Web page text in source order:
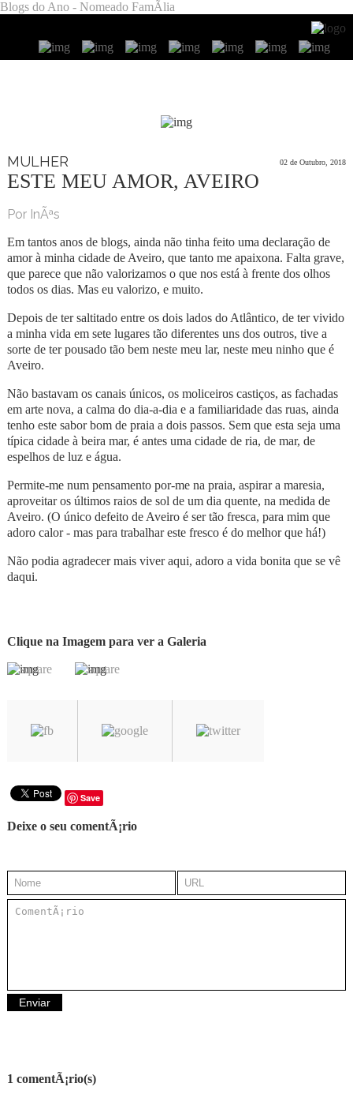
Blogs do Ano - Nomeado FamÃ­lia
MULHER 02 de Outubro, 2018
ESTE MEU AMOR, AVEIRO
Por InÃªs
Em tantos anos de blogs, ainda não tinha feito uma declaração de
amor à minha cidade de Aveiro, que tanto me apaixona. Falta grave,
que parece que não valorizamos o que nos está à frente dos olhos
todos os dias. Mas eu valorizo, e muito.
Depois de ter saltitado entre os dois lados do Atlântico, de ter vivido
a minha vida em sete lugares tão diferentes uns dos outros, tive a
sorte de ter pousado tão bem neste meu lar, neste meu ninho que é
Aveiro.
Não bastavam os canais únicos, os moliceiros castiços, as fachadas
em arte nova, a calma do dia-a-dia e a familiaridade das ruas, ainda
tenho este sabor bom de praia a dois passos. Sem que esta seja uma
típica cidade à beira mar, é antes uma cidade de ria, de mar, de
espelhos de luz e água.
Permite-me num pensamento por-me na praia, aspirar a maresia,
aproveitar os últimos raios de sol de um dia quente, na medida de
Aveiro. (O único defeito de Aveiro é ser tão fresca, para mim que
adoro calor - mas para trabalhar este fresco é do melhor que há!)
Não podia agradecer mais viver aqui, adoro a vida bonita que se vê
daqui.
Clique na Imagem para ver a Galeria
Save
Deixe o seu comentÃ¡rio
1 comentÃ¡rio(s)